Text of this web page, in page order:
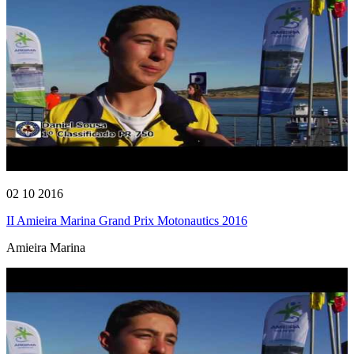
02 10 2016
II Amieira Marina Grand Prix Motonautics 2016
Amieira Marina